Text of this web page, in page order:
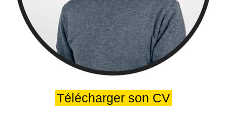
Télécharger son CV